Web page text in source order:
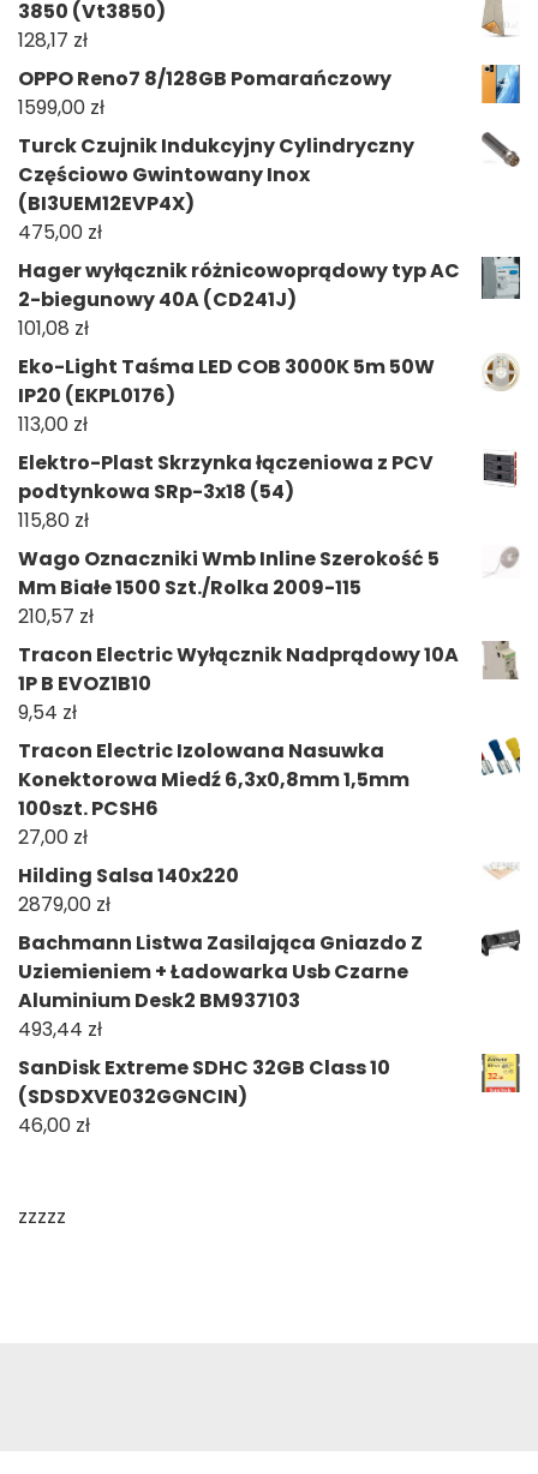
3850 (Vt3850)
128,17 zł
OPPO Reno7 8/128GB Pomarańczowy
1599,00 zł
Turck Czujnik Indukcyjny Cylindryczny
Częściowo Gwintowany Inox
(BI3UEM12EVP4X)
475,00 zł
Hager wyłącznik różnicowoprądowy typ AC
2-biegunowy 40A (CD241J)
101,08 zł
Eko-Light Taśma LED COB 3000K 5m 50W
IP20 (EKPL0176)
113,00 zł
Elektro-Plast Skrzynka łączeniowa z PCV
podtynkowa SRp-3x18 (54)
115,80 zł
Wago Oznaczniki Wmb Inline Szerokość 5
Mm Białe 1500 Szt./Rolka 2009-115
210,57 zł
Tracon Electric Wyłącznik Nadprądowy 10A
1P B EVOZ1B10
9,54 zł
Tracon Electric Izolowana Nasuwka
Konektorowa Miedź 6,3x0,8mm 1,5mm
100szt. PCSH6
27,00 zł
Hilding Salsa 140x220
2879,00 zł
Bachmann Listwa Zasilająca Gniazdo Z
Uziemieniem + Ładowarka Usb Czarne
Aluminium Desk2 BM937103
493,44 zł
SanDisk Extreme SDHC 32GB Class 10
(SDSDXVE032GGNCIN)
46,00 zł
zzzzz